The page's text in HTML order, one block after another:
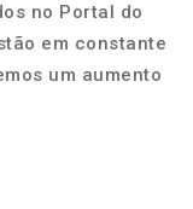
no Portal do
em constante
um aumento